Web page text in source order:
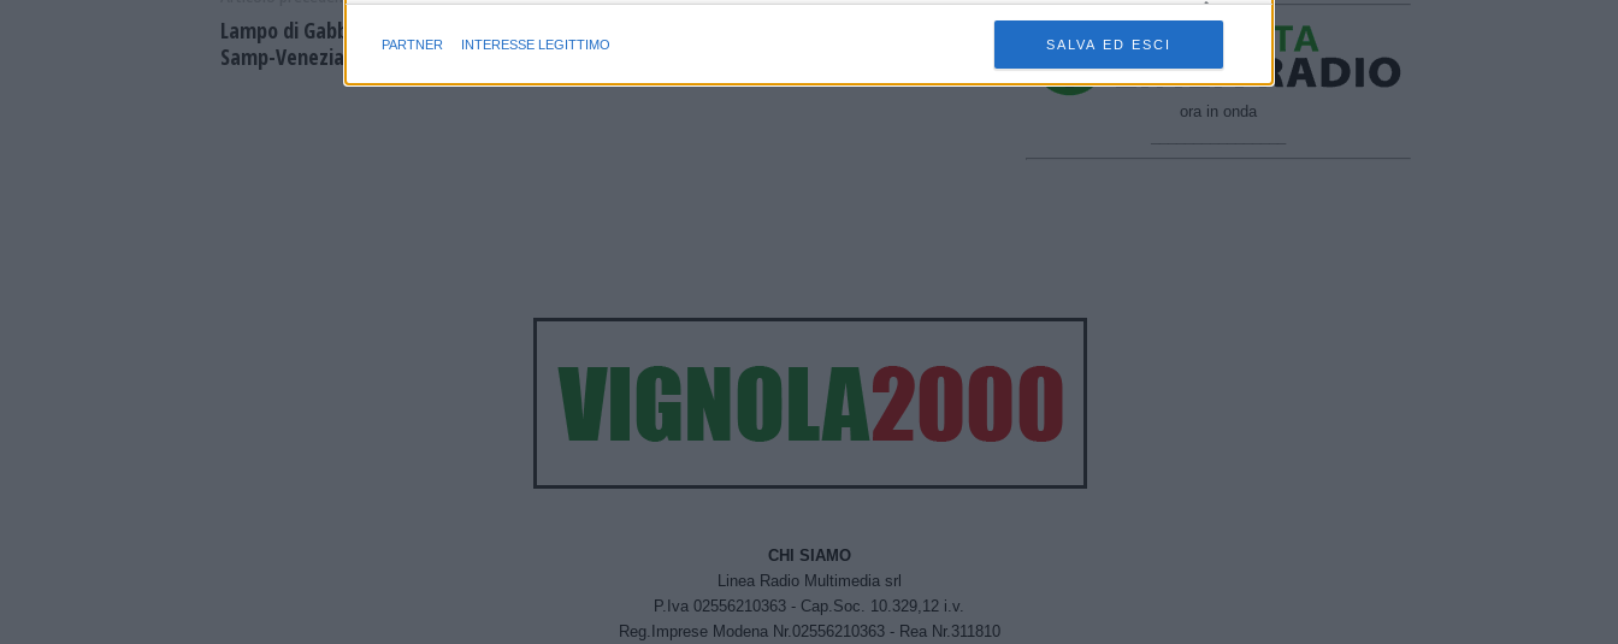
Finalità e caratteristiche speciali
PARTNER INTERESSE LEGITTIMO SALVA ED ESCI
Lampo di Gabbiadini e magia di Henry,
Samp-Venezia 1-1
ora in onda
CHI SIAMO
Linea Radio Multimedia srl
P.Iva 02556210363 - Cap.Soc. 10.329,12 i.v.
Reg.Imprese Modena Nr.02556210363 - Rea Nr.311810